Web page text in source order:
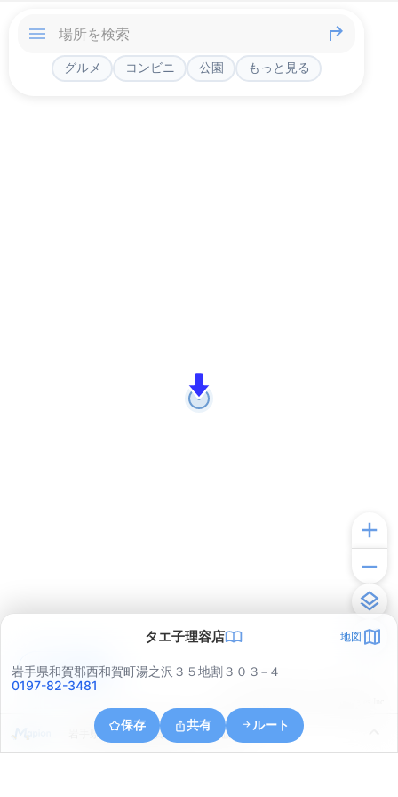
グルメ コンビニ 公園 もっと見る
タエ子理容店 地図
岩手県和賀郡西和賀町湯之沢３５地割３０３−４
0197-82-3481
保存 共有 ルート
岩手県和賀郡西和賀町槻沢２７地割
アプリで見る